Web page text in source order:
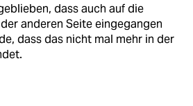
dass auch auf die
anderen Seite eingegangen
dass das nicht mal mehr in der